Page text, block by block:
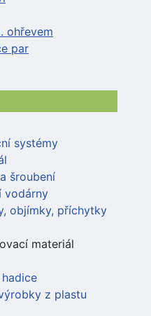
ohřevem
par
systémy
šroubení
vodárny
objímky, příchytky
materiál
z plastu